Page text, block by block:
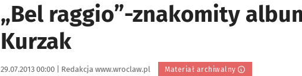
„Bel raggio”-znakomity
Kurzak
Data publikacji:
29.07.2013 00:00 | Autor:
Redakcja www.wroclaw.pl Materiał archiwalny